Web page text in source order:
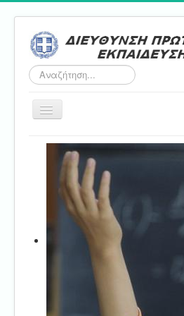
Αναζήτηση...
Εναλλαγή
Αρχική
Τμήμα Α'
Τμήμα Β'
Επικοινωνία